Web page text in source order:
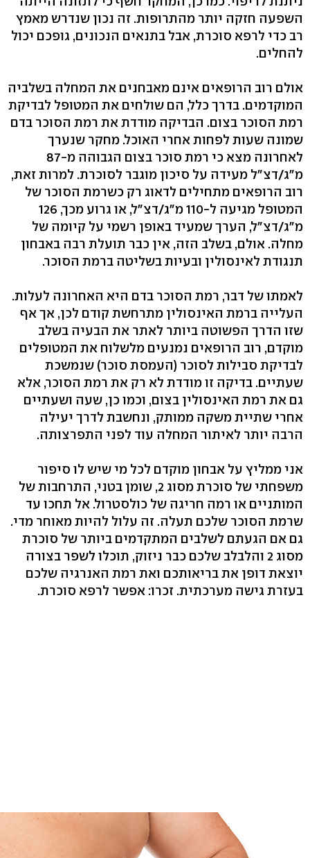
השפעה חזקה יותר מהתרופות. זה נכון שנדרש מאמץ
רב כדי לרפא סוכרת, אבל בתנאים הנכונים, גופכם יכול
להחלים.
אולם רוב הרופאים אינם מאבחנים את המחלה בשלביה
המוקדמים. בדרך כלל, הם שולחים את המטופל לבדיקת
רמת הסוכר בצום. הבדיקה מודדת את רמת הסוכר בדם
שמונה שעות לפחות אחרי האוכל. מחקר שנערך
לאחרונה מצא כי רמת סוכר בצום הגבוהה מ-87
מ"ג/דצ"ל מעידה על סיכון מוגבר לסוכרת. למרות זאת,
רוב הרופאים מתחילים לדאוג רק כשרמת הסוכר של
המטופל מגיעה ל-110 מ"ג/דצ"ל, או גרוע מכך, 126
מ"ג/דצ"ל, הערך שמעיד באופן רשמי על קיומה של
מחלה. אולם, בשלב הזה, אין כבר תועלת רבה באבחון
תנגודת לאינסולין ובעיות בשליטה ברמת הסוכר.
לאמתו של דבר, רמת הסוכר בדם היא האחרונה לעלות.
העלייה ברמת האינסולין מתרחשת קודם לכן, אך אף
שזו הדרך הפשוטה ביותר לאתר את הבעיה בשלב
מוקדם, רוב הרופאים נמנעים מלשלוח את המטופלים
לבדיקת סבילות לסוכר (העמסת סוכר) שנמשכת
שעתיים. בדיקה זו מודדת לא רק את רמת הסוכר, אלא
גם את רמת האינסולין בצום, וכמו כן, שעה ושעתיים
אחרי שתיית משקה ממותק, ונחשבת לדרך יעילה
הרבה יותר לאיתור המחלה עוד לפני התפרצותה.
אני ממליץ על אבחון מוקדם לכל מי שיש לו סיפור
משפחתי של סוכרת מסוג 2, שומן בטני, התרחבות של
המותניים או רמה חריגה של כולסטרול. אל תחכו עד
שרמת הסוכר שלכם תעלה. זה עלול להיות מאוחר מדי.
גם אם הגעתם לשלבים המתקדמים ביותר של סוכרת
מסוג 2 והלבלב שלכם כבר ניזוק, תוכלו לשפר בצורה
יוצאת דופן את בריאותכם ואת רמת האנרגיה שלכם
בעזרת גישה מערכתית. זכרו: אפשר לרפא סוכרת.